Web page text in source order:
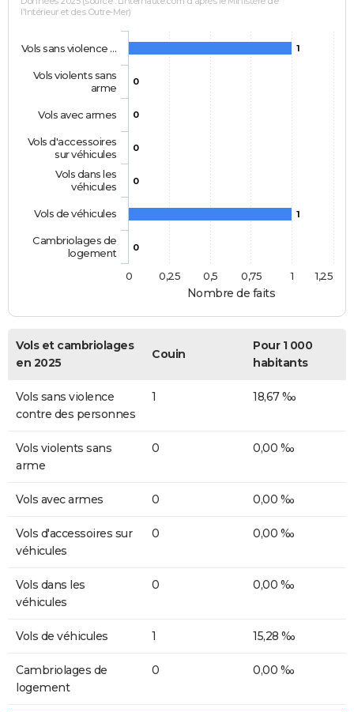
Nombre de faits
l'Intérieur et des Outre-Mer)
1
0
0
0
0
1
0
Vols sans violence …
Vols violents sans
arme
Vols avec armes
Vols d'accessoires
sur véhicules
Vols dans les
véhicules
Vols de véhicules
Cambriolages de
logement
0
1
0,25 0,5 0,75 1,25
Vols et cambriolages
en 2025
Couin
Pour 1 000
habitants
Vols sans violence
contre des personnes
1 18,67 ‰
Vols violents sans
arme
0 0,00 ‰
Vols avec armes 0 0,00 ‰
Vols d'accessoires sur
véhicules
0 0,00 ‰
Vols dans les
véhicules
0 0,00 ‰
Vols de véhicules 1 15,28 ‰
Cambriolages de
logement
0 0,00 ‰